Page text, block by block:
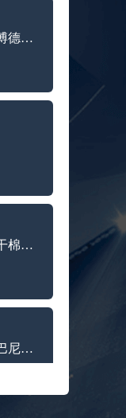
贝科博德冶金
塔什干棉农B队
阿尔巴尼亚U17